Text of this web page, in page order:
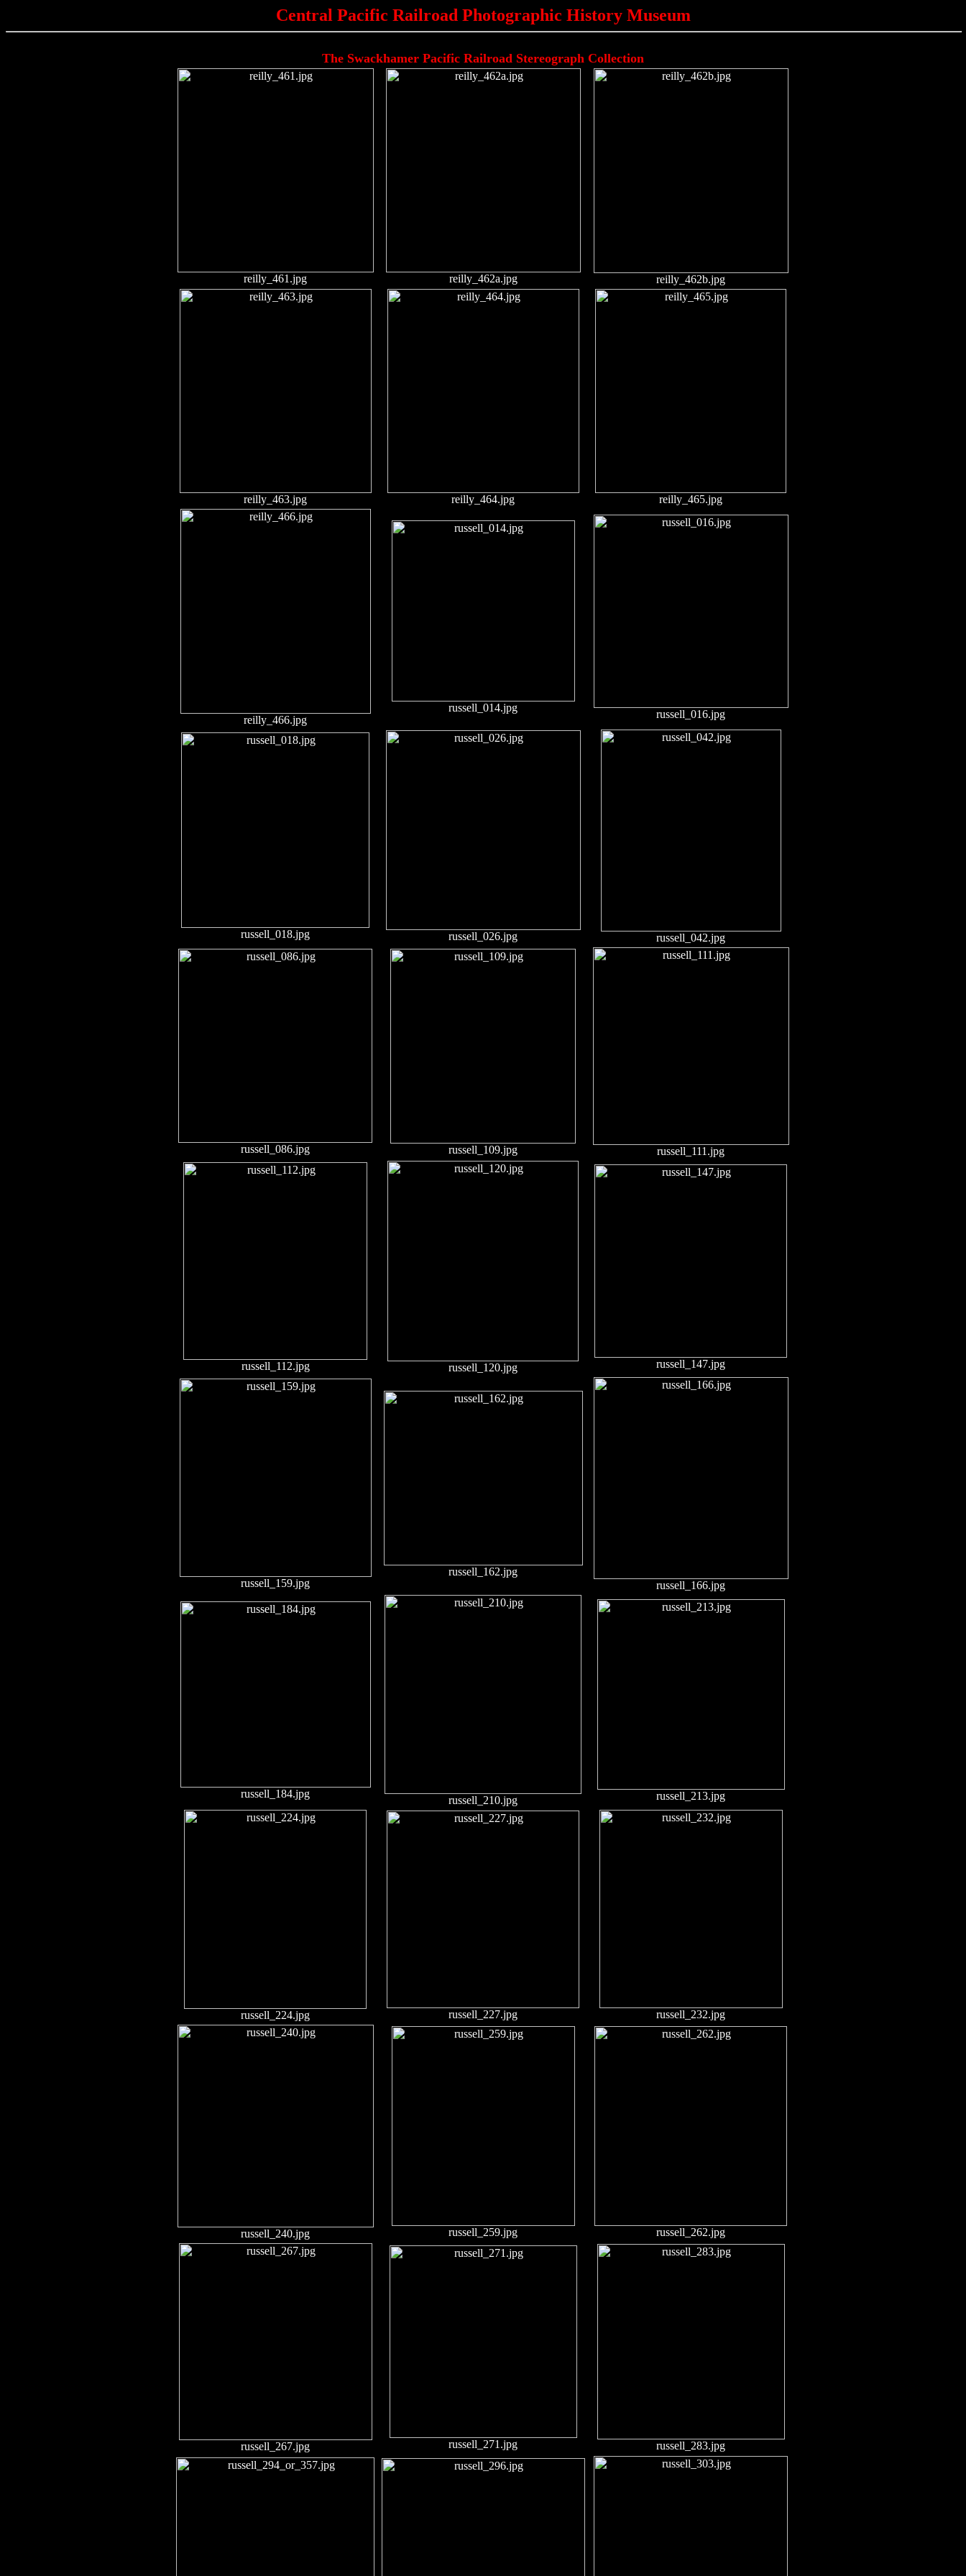
Central Pacific Railroad Photographic History Museum
The Swackhamer Pacific Railroad Stereograph Collection
reilly_461.jpg reilly_462a.jpg reilly_462b.jpg
reilly_463.jpg reilly_464.jpg reilly_465.jpg
reilly_466.jpg
russell_014.jpg
russell_016.jpg
russell_018.jpg russell_026.jpg russell_042.jpg
russell_086.jpg russell_109.jpg russell_111.jpg
russell_112.jpg russell_120.jpg russell_147.jpg
russell_159.jpg
russell_162.jpg
russell_166.jpg
russell_184.jpg
russell_210.jpg russell_213.jpg
russell_224.jpg russell_227.jpg russell_232.jpg
russell_240.jpg russell_259.jpg russell_262.jpg
russell_267.jpg russell_271.jpg russell_283.jpg